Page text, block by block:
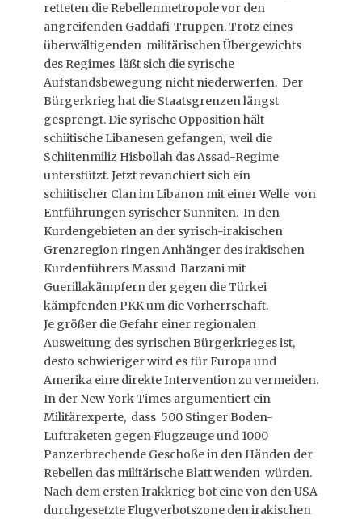
retteten die Rebellenmetropole vor den
angreifenden Gaddafi-Truppen. Trotz eines
überwältigenden militärischen Übergewichts
des Regimes läßt sich die syrische
Aufstandsbewegung nicht niederwerfen. Der
Bürgerkrieg hat die Staatsgrenzen längst
gesprengt. Die syrische Opposition hält
schiitische Libanesen gefangen, weil die
Schiitenmiliz Hisbollah das Assad-Regime
unterstützt. Jetzt revanchiert sich ein
schiitischer Clan im Libanon mit einer Welle von
Entführungen syrischer Sunniten. In den
Kurdengebieten an der syrisch-irakischen
Grenzregion ringen Anhänger des irakischen
Kurdenführers Massud Barzani mit
Guerillakämpfern der gegen die Türkei
kämpfenden PKK um die Vorherrschaft.
Je größer die Gefahr einer regionalen
Ausweitung des syrischen Bürgerkrieges ist,
desto schwieriger wird es für Europa und
Amerika eine direkte Intervention zu vermeiden.
In der New York Times argumentiert ein
Militärexperte, dass 500 Stinger Boden-
Luftraketen gegen Flugzeuge und 1000
Panzerbrechende Geschoße in den Händen der
Rebellen das militärische Blatt wenden würden.
Nach dem ersten Irakkrieg bot eine von den USA
durchgesetzte Flugverbotszone den irakischen